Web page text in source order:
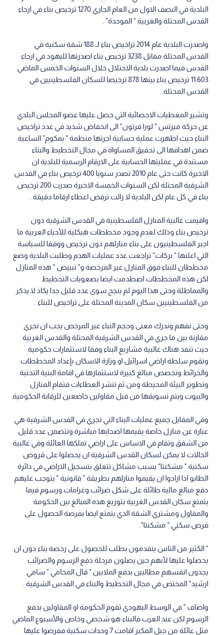
البلدية في النصف الاول من العام الجاري 1270 ترخيص بناء في ارجاء
القدس المحتلة والغربية " الموحدة" .
واصدرت البلدية عام 2014 تراخيص بناء لـ 188 شقة سكنية في
القدس المحتلة مقابل 3238 ترخيص بناء اصدرتها لليهود في ارجاء
القدس فيما اصدرت بلدية الاحتلال خلال السنوات الخمس الماضي
11:603 ترخيص بناء بينها 878 ترخيصا للسكان الفلسطينيين في
القدس المحتلة .
وتشير المعطيات الاحصائية التي حصل عليها عضو المجلس البلدي
عن حركة ميرتس " لورا فرتون" الى انخفاض شديد في عدد تراخيص
البناء حيث اظهرت عملية حسابية اجرتها منظمة " بمكوم" الساعية
ضمن اهدافها الى تحقيق المساواة في مجال التخطيط والبناء
مستندة في عمليتها الحسابية على الارقام الرسمية للبلدية ان
الاخيرة كانت حتى عام 2010 تصدر سنويا 400 ترخيص بناء في القدس
الشرقية المحتلة لكن السنوات الخمسة الاخيرة صدرت 200 ترخيص
بناء في كل عام لكن البلدية لا زالت ترفض اعطاء ارقاما دقيقة .
واقيمت غالبية المنازل الفلسطينية في القدس الشرقية دون
ترخيص بناء وذلك لعدم وجود مخططات هيكلية للأحياء العربية ما
اجبر الفلسطينيون على بناء منازلهم دون ترخيص ووفقا للسياسة
التي اعلنها " بركات" تراجعت عدد عمليات الهدم وطلبت البلدية وضع
مخططان للبناء فوق المنازل غير المرخصة و" تبييض " هذه المنازل
لكن هذه المخططات اصطدمت ايضا بصعوبات التخطيط
والمماطلة وحتى هذا اليوم لم ينجح سوى عدد قليل جدا يكاد لا يذكر
من الفلسطينيين سكان المدينة المحتلة على تراخيص للبناء .
وحتى نفهم وندرك معنى وحجم النباء غير المرخص يجب ان نجري
مقارنة بين ما جري في القدس الشرقية المحتلة والقدس الغربية
حيث تنفذ هناك غالبية مشاريع البناء وفقا لاستثمارات حكومية
وتقوم سلطة اراضي اسرائيل او وزارة الاسكان بإعداد المخططات
والخرائط وتخصص مبالغ كبيرة لاستثمارها في اقامة البنية التحتية
وتطوير البيئة المحيطة ومن ثم تنشر العطاءات فتقام المنازل
والبيوت ويتم تسويقها من قبل مقاولين خاضعين للرقابة الحكومية.
وفي المقابل جميع عمليات البناء التي تجري في القدس الشرقية هي
عبارة عن منازل خاصة يقيمها اصحابها مباشرة وتتضمن عدد قليل
من الشقق وتقام في الاساس على اراضي تملكها العائلة وفي غالبية
الحالات لا يمكن لسكان القدس الشرقية ان يحصلوا على قروض
سكنية " مشكنتا" بسبب مشاكل تتعلق بتسجيل الاراضي في دائرة
الطابو اذا ارادوا ان يقيموا منازلهم بطريقة " قانونية " يتوجب عليهم
دفع مبالغ مالية طائلة على شكل ضرائب وغرامات ورسوم فيما
يتمتع سكان القدس الغربية بتوزيع هذه المبالغ بين الحكومة
والمقاول ومشتري الشقة الذي يتمتع ايضا بفرصة الحصول على
قرض سكني " مشكنتا".
" الكثير من الناس يتقدمون بطلب للحصول على رخصة بناء دون ان
يحصلوا عليها لأنهم حين يصلون مرحلة دفع الرسوم والضرائب
يجدون انفسهم مطالبين بدفع الملايين " قال المحامي " سامي
ارشيد" المختص في مجال التخطيط والبناء في القدس الشرقية .
واضاف " في الوسط اليهودي تقوم الحكومة او المقاولين بدفع
الرسوم لكن عند العرب فالبناء هو شخصي وخاص والأسبوع الماضي
مثل عائلة من جبل المكبر اقامت 7 وحدات سكنية ففرضوا عليها